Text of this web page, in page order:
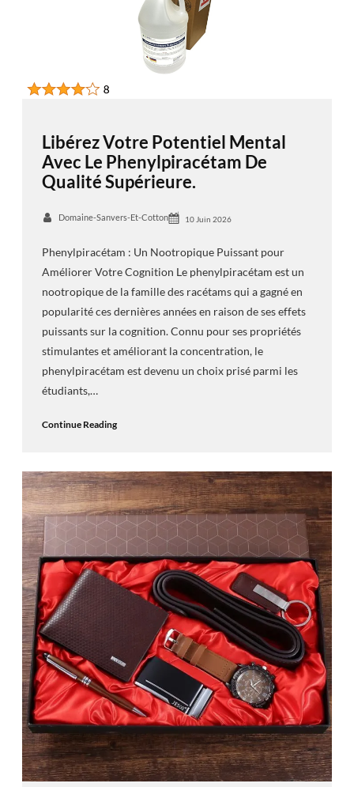
Libérez Votre Potentiel Mental
Avec Le Phenylpiracétam De
Qualité Supérieure.
Domaine-Sanvers-Et-Cotton 10 Juin 2026
Phenylpiracétam : Un Nootropique Puissant pour
Améliorer Votre Cognition Le phenylpiracétam est un
nootropique de la famille des racétams qui a gagné en
popularité ces dernières années en raison de ses effets
puissants sur la cognition. Connu pour ses propriétés
stimulantes et améliorant la concentration, le
phenylpiracétam est devenu un choix prisé parmi les
étudiants,…
Continue Reading